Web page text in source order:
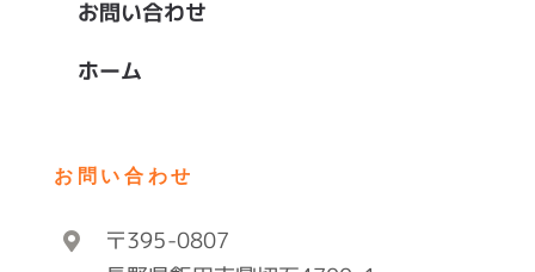
お問い合わせ
ホーム
お問い合わせ
〒395-0807